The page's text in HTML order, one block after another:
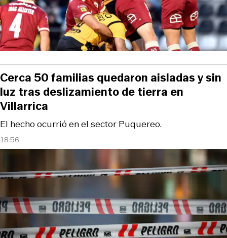
18:56
El hecho ocurrió en el sector Puquereo.
Cerca 50 familias quedaron aisladas y sin
luz tras deslizamiento de tierra en
Villarrica